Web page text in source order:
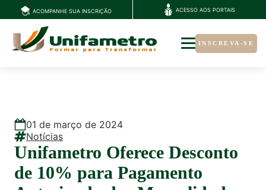
ACOMPANHE SUA INSCRIÇÃO ACESSO AOS PORTAIS
INSCREVA-SE
01 de março de 2024
Notícias
Unifametro Oferece Desconto
de 10% para Pagamento